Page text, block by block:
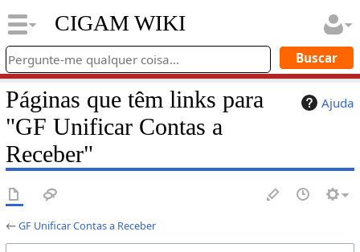
CIGAM WIKI
Ajuda
Páginas que têm links para
"GF Unificar Contas a
Receber"
←GF Unificar Contas a Receber